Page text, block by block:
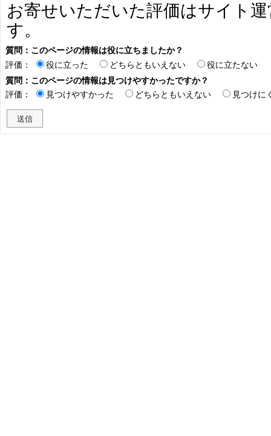
お寄せいただいた評価はサイト
す。
質問：このページの情報は役に立ちましたか？
評価：
役に立った どちらともいえない
役に立たない
質問：このページの情報は見つけやすかったですか？
評価：
見つけやすかった どちらともいえない 見つけに